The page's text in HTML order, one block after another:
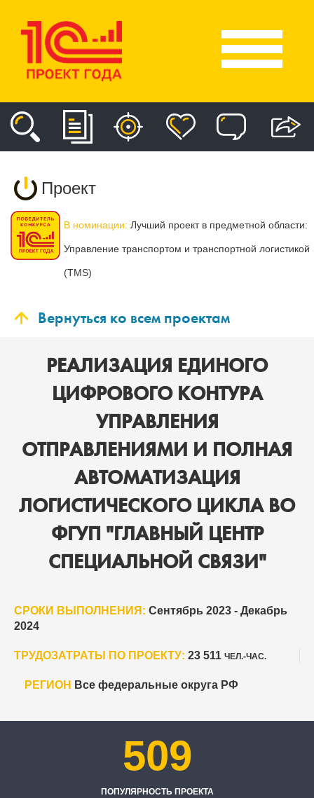
Проект
В номинации: Лучший проект в предметной области:
Управление транспортом и транспортной логистикой
(TMS)
Вернуться ко всем проектам
РЕАЛИЗАЦИЯ ЕДИНОГО
ЦИФРОВОГО КОНТУРА
УПРАВЛЕНИЯ
ОТПРАВЛЕНИЯМИ И ПОЛНАЯ
АВТОМАТИЗАЦИЯ
ЛОГИСТИЧЕСКОГО ЦИКЛА ВО
ФГУП "ГЛАВНЫЙ ЦЕНТР
СПЕЦИАЛЬНОЙ СВЯЗИ"
СРОКИ ВЫПОЛНЕНИЯ: Сентябрь 2023 - Декабрь
2024
ТРУДОЗАТРАТЫ ПО ПРОЕКТУ: 23 511 ЧЕЛ.-ЧАС.
РЕГИОН Все федеральные округа РФ
509
ПОПУЛЯРНОСТЬ ПРОЕКТА